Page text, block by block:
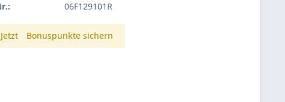
06F129101R
Jetzt Bonuspunkte sichern